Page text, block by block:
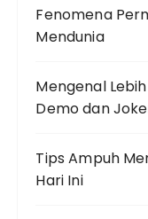
Fenomena
Mendunia
Mengenal
Demo dan
Tips Ampuh
Hari Ini